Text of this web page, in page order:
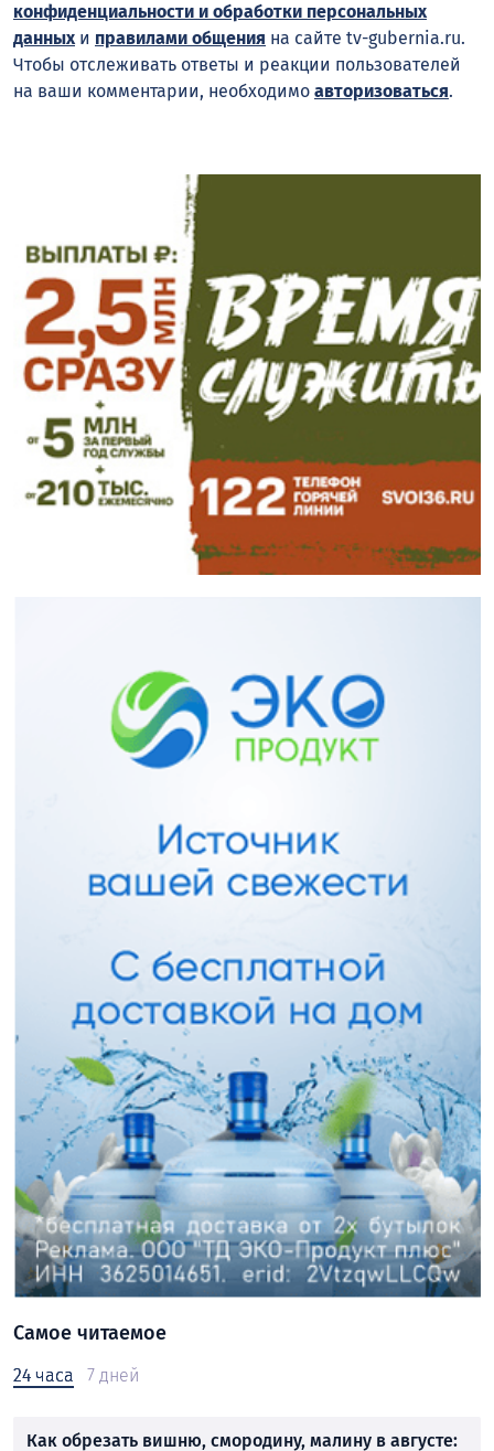
конфиденциальности и обработки персональных
данныхи правилами общения на сайте tv-gubernia.ru.
Чтобы отслеживать ответы и реакции пользователей
на ваши комментарии, необходимо авторизоваться.
Самое читаемое
24 часа 7 дней
Как обрезать вишню, смородину, малину в августе: